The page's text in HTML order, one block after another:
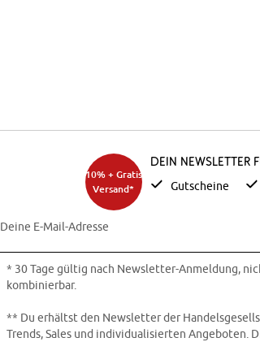
10% + Gratis
Versand*
Dein Newsletter
Gutscheine
Deine E-Mail-Adresse
* 30 Tage gültig nach Newsletter-Anmeldung,
kombinierbar.
** Du erhältst den Newsletter der
Trends, Sales und individualisierten Angeboten.